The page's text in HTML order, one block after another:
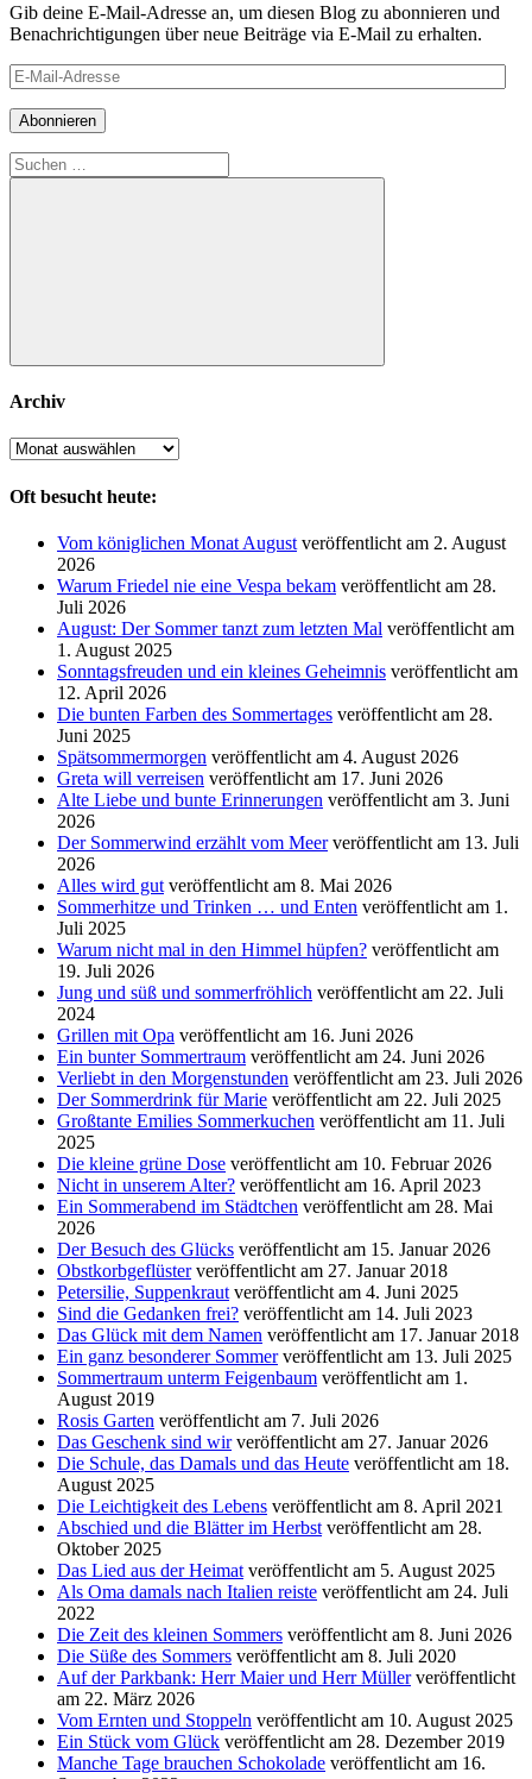
Gib deine E-Mail-Adresse an, um diesen Blog zu abonnieren und
Benachrichtigungen über neue Beiträge via E-Mail zu erhalten.
E-
Mail-
Adresse
Abonnieren
Suchen
nach:
Suchen
Archiv
Archiv
Oft besucht heute:
Vom königlichen Monat August veröffentlicht am 2. August
2026
Warum Friedel nie eine Vespa bekam veröffentlicht am 28.
Juli 2026
August: Der Sommer tanzt zum letzten Mal veröffentlicht am
1. August 2025
Sonntagsfreuden und ein kleines Geheimnis veröffentlicht am
12. April 2026
Die bunten Farben des Sommertages veröffentlicht am 28.
Juni 2025
Spätsommermorgen veröffentlicht am 4. August 2026
Greta will verreisen veröffentlicht am 17. Juni 2026
Alte Liebe und bunte Erinnerungen veröffentlicht am 3. Juni
2026
Der Sommerwind erzählt vom Meer veröffentlicht am 13. Juli
2026
Alles wird gut veröffentlicht am 8. Mai 2026
Sommerhitze und Trinken … und Enten veröffentlicht am 1.
Juli 2025
Warum nicht mal in den Himmel hüpfen? veröffentlicht am
19. Juli 2026
Jung und süß und sommerfröhlich veröffentlicht am 22. Juli
2024
Grillen mit Opa veröffentlicht am 16. Juni 2026
Ein bunter Sommertraum veröffentlicht am 24. Juni 2026
Verliebt in den Morgenstunden veröffentlicht am 23. Juli 2026
Der Sommerdrink für Marie veröffentlicht am 22. Juli 2025
Großtante Emilies Sommerkuchen veröffentlicht am 11. Juli
2025
Die kleine grüne Dose veröffentlicht am 10. Februar 2026
Nicht in unserem Alter? veröffentlicht am 16. April 2023
Ein Sommerabend im Städtchen veröffentlicht am 28. Mai
2026
Der Besuch des Glücks veröffentlicht am 15. Januar 2026
Obstkorbgeflüster veröffentlicht am 27. Januar 2018
Petersilie, Suppenkraut veröffentlicht am 4. Juni 2025
Sind die Gedanken frei? veröffentlicht am 14. Juli 2023
Das Glück mit dem Namen veröffentlicht am 17. Januar 2018
Ein ganz besonderer Sommer veröffentlicht am 13. Juli 2025
Sommertraum unterm Feigenbaum veröffentlicht am 1.
August 2019
Rosis Garten veröffentlicht am 7. Juli 2026
Das Geschenk sind wir veröffentlicht am 27. Januar 2026
Die Schule, das Damals und das Heute veröffentlicht am 18.
August 2025
Die Leichtigkeit des Lebens veröffentlicht am 8. April 2021
Abschied und die Blätter im Herbst veröffentlicht am 28.
Oktober 2025
Das Lied aus der Heimat veröffentlicht am 5. August 2025
Als Oma damals nach Italien reiste veröffentlicht am 24. Juli
2022
Die Zeit des kleinen Sommers veröffentlicht am 8. Juni 2026
Die Süße des Sommers veröffentlicht am 8. Juli 2020
Auf der Parkbank: Herr Maier und Herr Müller veröffentlicht
am 22. März 2026
Vom Ernten und Stoppeln veröffentlicht am 10. August 2025
Ein Stück vom Glück veröffentlicht am 28. Dezember 2019
Manche Tage brauchen Schokolade veröffentlicht am 16.